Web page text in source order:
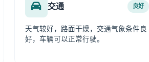
交通 良好
天气较好，路面干燥，交通气象条件良
好，车辆可以正常行驶。